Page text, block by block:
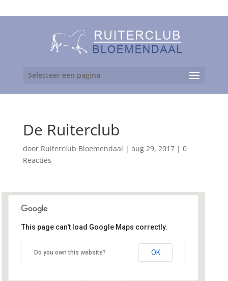
Selecteer een pagina
De Ruiterclub
door Ruiterclub Bloemendaal | aug 29, 2017| 0
Reacties
This page can't load Google Maps correctly.
Do you own this website? OK